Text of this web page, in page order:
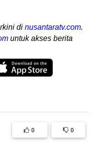
di nusantaratv.com.
untuk akses berita
0 0